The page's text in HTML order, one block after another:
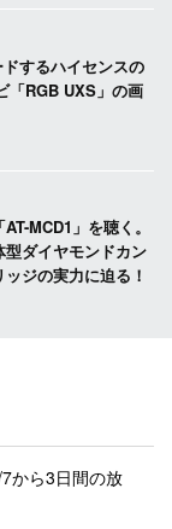
するハイセンスの
「RGB UXS」の画
MCD1」を聴く。
ダイヤモンドカン
ジの実力に迫る！
から3日間の放